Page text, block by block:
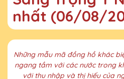
nhất (06/08/
Những mẫu mã đồng hồ khác
ngang tầm với các nước trong
với thu nhập và thị hiếu của